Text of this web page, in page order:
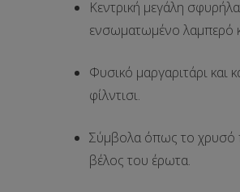
Κεντρική μεγάλη
ενσωματωμένο λαμπερό
Φυσικό μαργαριτάρι και
φίλντισι.
Σύμβολα όπως το χρυσό
βέλος του έρωτα.